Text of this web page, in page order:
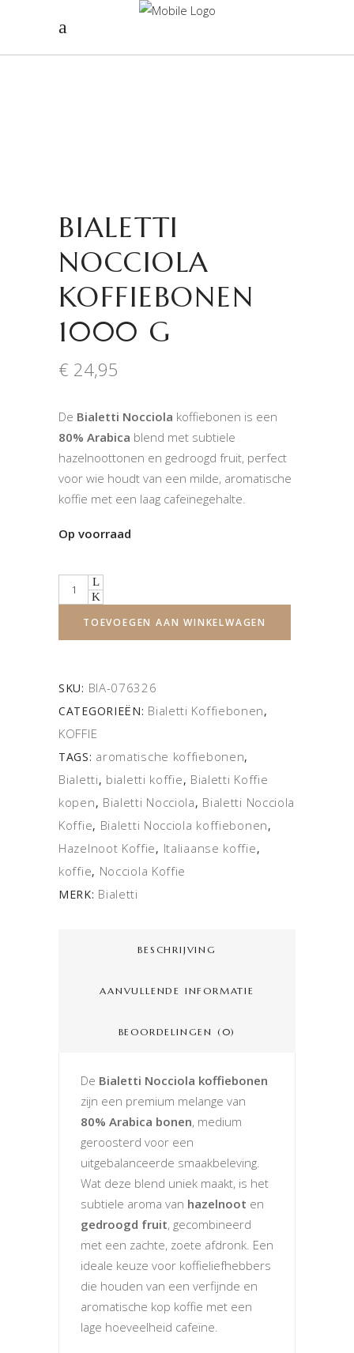
BIALETTI
NOCCIOLA
KOFFIEBONEN
1000 G
€ 24,95
De Bialetti Nocciola koffiebonen is een
80% Arabica blend met subtiele
hazelnoottonen en gedroogd fruit, perfect
voor wie houdt van een milde, aromatische
koffie met een laag cafeïnegehalte.
Op voorraad
Quantity
TOEVOEGEN AAN WINKELWAGEN
SKU: BIA-076326
CATEGORIEËN: Bialetti Koffiebonen,
KOFFIE
TAGS: aromatische koffiebonen,
Bialetti, bialetti koffie, Bialetti Koffie
kopen, Bialetti Nocciola, Bialetti Nocciola
Koffie, Bialetti Nocciola koffiebonen,
Hazelnoot Koffie, Italiaanse koffie,
koffie, Nocciola Koffie
MERK: Bialetti
BESCHRIJVING
AANVULLENDE INFORMATIE
BEOORDELINGEN (0)
De Bialetti Nocciola koffiebonen
zijn een premium melange van
80% Arabica bonen, medium
geroosterd voor een
uitgebalanceerde smaakbeleving.
Wat deze blend uniek maakt, is het
subtiele aroma van hazelnoot en
gedroogd fruit, gecombineerd
met een zachte, zoete afdronk. Een
ideale keuze voor koffieliefhebbers
die houden van een verfijnde en
aromatische kop koffie met een
lage hoeveelheid cafeïne.